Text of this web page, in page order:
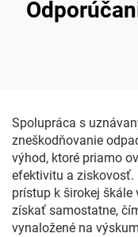
Spolupráca s
zneškodňovanie
výhod, ktoré priamo
efektivitu a ziskovosť.
prístup k širokej škále
získať samostatne,
vynaložené na